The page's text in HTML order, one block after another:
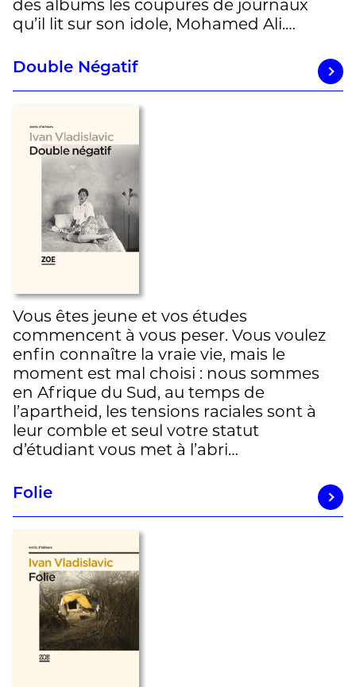
des albums les coupures de journaux
qu’il lit sur son idole, Mohamed Ali.…
Double Négatif
Vous êtes jeune et vos études
commencent à vous peser. Vous voulez
enfin connaître la vraie vie, mais le
moment est mal choisi : nous sommes
en Afrique du Sud, au temps de
l’apartheid, les tensions raciales sont à
leur comble et seul votre statut
d’étudiant vous met à l’abri…
Folie